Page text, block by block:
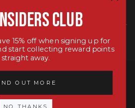
Club
15% off when signing up for
start collecting reward points
straight away.
OUT MORE
NO THANKS